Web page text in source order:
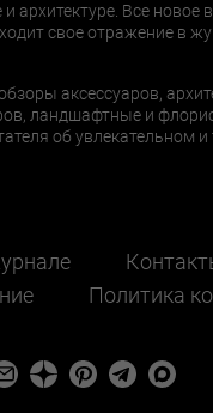
Все новое
свое отражение в
аксессуаров,
ландшафтные и
об увлекательном и
Политика